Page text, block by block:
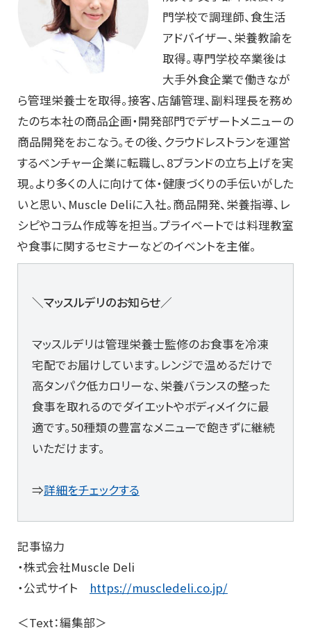
門学校で調理師、食生活
アドバイザー、栄養教諭を
取得。専門学校卒業後は
大手外食企業で働きなが
ら管理栄養士を取得。接客、店舗管理、副料理長を務め
たのち本社の商品企画・開発部門でデザートメニューの
商品開発をおこなう。その後、クラウドレストランを運営
するベンチャー企業に転職し、8ブランドの立ち上げを実
現。より多くの人に向けて体・健康づくりの手伝いがした
いと思い、Muscle Deliに入社。商品開発、栄養指導、レ
シピやコラム作成等を担当。プライベートでは料理教室
や食事に関するセミナーなどのイベントを主催。
＼マッスルデリのお知らせ／
マッスルデリは管理栄養士監修のお食事を冷凍
宅配でお届けしています。レンジで温めるだけで
高タンパク低カロリーな、栄養バランスの整った
食事を取れるのでダイエットやボディメイクに最
適です。50種類の豊富なメニューで飽きずに継続
いただけます。
⇒詳細をチェックする
記事協力
・株式会社Muscle Deli
・公式サイト https://muscledeli.co.jp/
＜Text：編集部＞